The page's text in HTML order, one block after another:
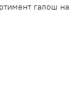
галош на